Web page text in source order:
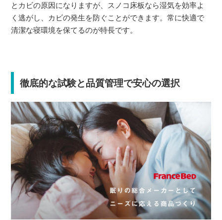
とカビの原因になりますが、スノコ床板なら湿気を効率よ
く逃がし、カビの発生を防ぐことができます。常に快適で
清潔な寝環境を保てるのが特長です。
徹底的な試験と品質管理で安心の選択